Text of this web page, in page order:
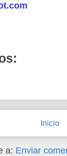
Inicio
a: Enviar